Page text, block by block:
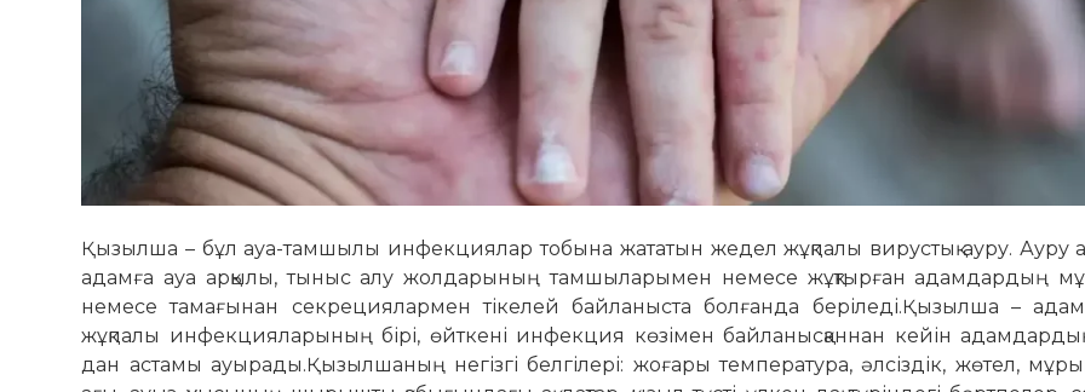
Қызылша – бұл ауа-тамшылы инфекциялар тобына жататын жедел жұқпалы вирустық ауру. Ауру
адамға ауа арқылы, тыныс алу жолдарының тамшыларымен немесе жұқтырған адамдардың
немесе тамағынан секрециялармен тікелей байланыста болғанда беріледі.Қызылша –
жұқпалы инфекцияларының бірі, өйткені инфекция көзімен байланысқаннан кейін
дан астамы ауырады.Қызылшаның негізгі белгілері: жоғары температура, әлсіздік, жөтел,